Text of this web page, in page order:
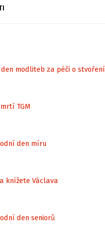
den modliteb za péči o stvoření
TGM
den míru
knížete Václava
den seniorů